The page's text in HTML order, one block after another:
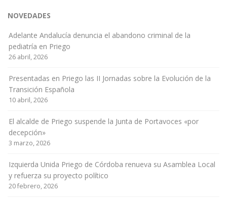
NOVEDADES
Adelante Andalucía denuncia el abandono criminal de la
pediatría en Priego
26 abril, 2026
Presentadas en Priego las II Jornadas sobre la Evolución de la
Transición Española
10 abril, 2026
El alcalde de Priego suspende la Junta de Portavoces «por
decepción»
3 marzo, 2026
Izquierda Unida Priego de Córdoba renueva su Asamblea Local
y refuerza su proyecto político
20 febrero, 2026